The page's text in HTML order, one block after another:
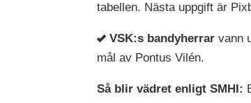
tabellen. Nästa uppgift är
VSK:s bandyherrar vann
mål av Pontus Vilén.
Så blir vädret enligt SMHI: